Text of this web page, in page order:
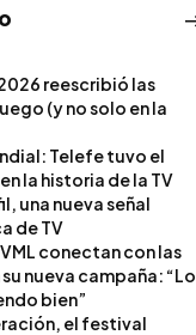
reescribió las
(y no solo en la
Telefe tuvo el
la historia de la TV
una nueva señal
de TV
conectan con las
nueva campaña: “Lo
bien”
el festival